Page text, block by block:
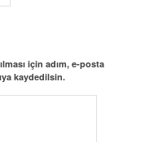
için adım, e-posta
kaydedilsin.